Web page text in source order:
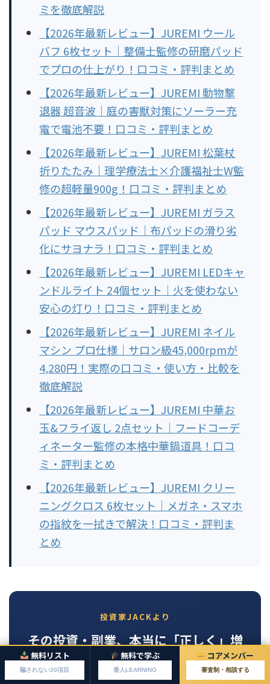
ミを徹底解説
【2026年最新レビュー】JUREMI ウール
バフ 6枚セット｜整備士監修の研磨パッド
でプロの仕上がり！口コミ・評判まとめ
【2026年最新レビュー】JUREMI 動物撃
退器 超音波｜庭の害獣対策にソーラー充
電で電池不要！口コミ・評判まとめ
【2026年最新レビュー】JUREMI 松葉杖
折りたたみ｜理学療法士×介護福祉士W監
修の超軽量900g！口コミ・評判まとめ
【2026年最新レビュー】JUREMI ガラス
パッド マウスパッド｜布パッドの滑り劣
化にサヨナラ！口コミ・評判まとめ
【2026年最新レビュー】JUREMI LEDキャ
ンドルライト 24個セット｜火を使わない
安心の灯り！口コミ・評判まとめ
【2026年最新レビュー】JUREMI ネイル
マシン プロ仕様｜サロン級45,000rpmが
4,280円！実際の口コミ・使い方・比較を
徹底解説
【2026年最新レビュー】JUREMI 中華お
玉&フライ返し 2点セット｜フードコーデ
ィネーター監修の本格中華鍋道具！口コ
ミ・評判まとめ
【2026年最新レビュー】JUREMI クリー
ニングクロス 6枚セット｜メガネ・スマホ
の指紋を一拭きで解決！口コミ・評判ま
とめ
投資家JACKより
その投資・副業、本当に「正しく」増
えていますか？
無料リスト
騙されない20項目
無料で学ぶ
番人LEARNING
コアメンバー
審査制・相談する